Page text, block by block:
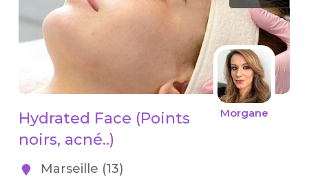
Morgane
Hydrated Face (Points
noirs, acné..)
Marseille (13)